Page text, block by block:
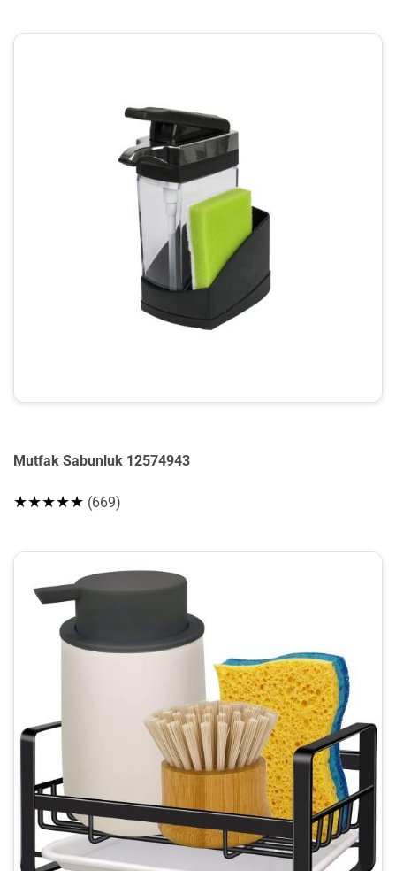
Mutfak Sabunluk 12574943
★★★★★ (669)